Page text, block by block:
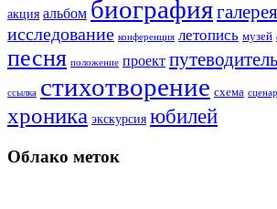
акция альбом биографиягалерея
исследование конференция летопись музей
песня положение проект путеводитель
ссылка стихотворение схема
хроника экскурсия юбилей
Облако меток